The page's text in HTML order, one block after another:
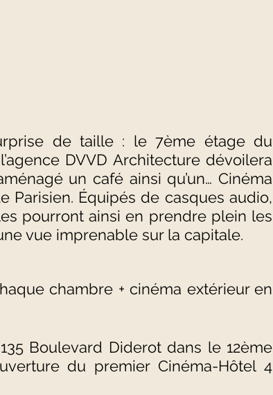
DVVD Architecture dévoilera
un café ainsi qu’un… Cinéma
Parisien. Équipés de casques audio,
pourront ainsi en prendre plein les
vue imprenable sur la capitale.
chambre + cinéma extérieur en
Boulevard Diderot dans le 12ème
du premier Cinéma-Hôtel 4